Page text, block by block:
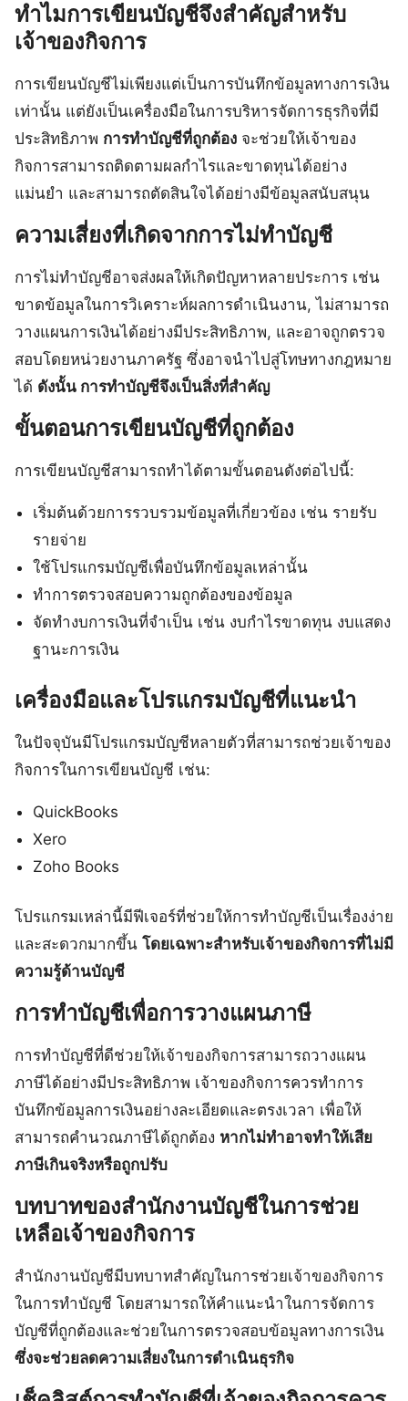
ทำไมการเขียนบัญชีจึงสำคัญสำหรับ
เจ้าของกิจการ
การเขียนบัญชีไม่เพียงแต่เป็นการบันทึกข้อมูลทางการเงิน
เท่านั้น แต่ยังเป็นเครื่องมือในการบริหารจัดการธุรกิจที่มี
ประสิทธิภาพ การทำบัญชีที่ถูกต้อง จะช่วยให้เจ้าของ
กิจการสามารถติดตามผลกำไรและขาดทุนได้อย่าง
แม่นยำ และสามารถตัดสินใจได้อย่างมีข้อมูลสนับสนุน
ความเสี่ยงที่เกิดจากการไม่ทำบัญชี
การไม่ทำบัญชีอาจส่งผลให้เกิดปัญหาหลายประการ เช่น
ขาดข้อมูลในการวิเคราะห์ผลการดำเนินงาน, ไม่สามารถ
วางแผนการเงินได้อย่างมีประสิทธิภาพ, และอาจถูกตรวจ
สอบโดยหน่วยงานภาครัฐ ซึ่งอาจนำไปสู่โทษทางกฎหมาย
ได้ ดังนั้น การทำบัญชีจึงเป็นสิ่งที่สำคัญ
ขั้นตอนการเขียนบัญชีที่ถูกต้อง
การเขียนบัญชีสามารถทำได้ตามขั้นตอนดังต่อไปนี้:
เริ่มต้นด้วยการรวบรวมข้อมูลที่เกี่ยวข้อง เช่น รายรับ
รายจ่าย
ใช้โปรแกรมบัญชีเพื่อบันทึกข้อมูลเหล่านั้น
ทำการตรวจสอบความถูกต้องของข้อมูล
จัดทำงบการเงินที่จำเป็น เช่น งบกำไรขาดทุน งบแสดง
ฐานะการเงิน
เครื่องมือและโปรแกรมบัญชีที่แนะนำ
ในปัจจุบันมีโปรแกรมบัญชีหลายตัวที่สามารถช่วยเจ้าของ
กิจการในการเขียนบัญชี เช่น:
QuickBooks
Xero
Zoho Books
โปรแกรมเหล่านี้มีฟีเจอร์ที่ช่วยให้การทำบัญชีเป็นเรื่องง่าย
และสะดวกมากขึ้น โดยเฉพาะสำหรับเจ้าของกิจการที่ไม่มี
ความรู้ด้านบัญชี
การทำบัญชีเพื่อการวางแผนภาษี
การทำบัญชีที่ดีช่วยให้เจ้าของกิจการสามารถวางแผน
ภาษีได้อย่างมีประสิทธิภาพ เจ้าของกิจการควรทำการ
บันทึกข้อมูลการเงินอย่างละเอียดและตรงเวลา เพื่อให้
สามารถคำนวณภาษีได้ถูกต้อง หากไม่ทำอาจทำให้เสีย
ภาษีเกินจริงหรือถูกปรับ
บทบาทของสำนักงานบัญชีในการช่วย
เหลือเจ้าของกิจการ
สำนักงานบัญชีมีบทบาทสำคัญในการช่วยเจ้าของกิจการ
ในการทำบัญชี โดยสามารถให้คำแนะนำในการจัดการ
บัญชีที่ถูกต้องและช่วยในการตรวจสอบข้อมูลทางการเงิน
ซึ่งจะช่วยลดความเสี่ยงในการดำเนินธุรกิจ